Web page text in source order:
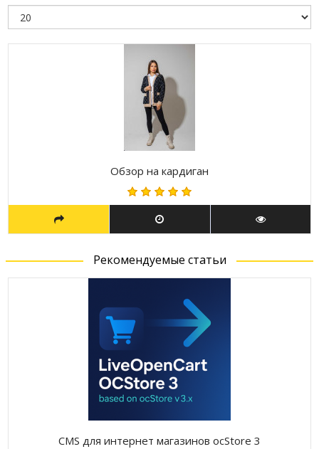
Обзор на кардиган
Рекомендуемые статьи
CMS для интернет магазинов ocStore 3